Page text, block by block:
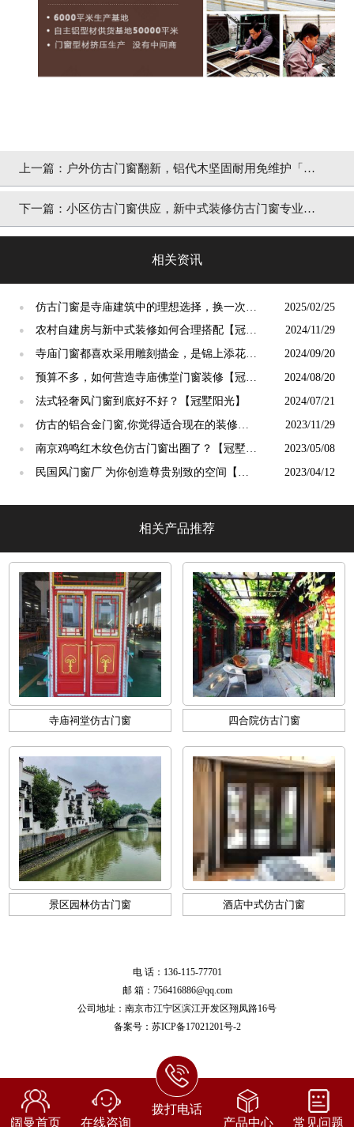
上一篇： 户外仿古门窗翻新，铝代木坚固耐用免维护「冠
墅阳光」
下一篇： 小区仿古门窗供应，新中式装修仿古门窗专业定
相关资讯
●
仿古门窗是寺庙建筑中的理想选择，换一次用
终生【冠墅阳光】
2025/02/25
●
农村自建房与新中式装修如何合理搭配【冠墅
阳光】
2024/11/29
●
寺庙门窗都喜欢采用雕刻描金，是锦上添花
吗？【冠墅阳光】
2024/09/20
●
预算不多，如何营造寺庙佛堂门窗装修【冠墅
阳光】
2024/08/20
● 法式轻奢风门窗到底好不好？【冠墅阳光】 2024/07/21
●
仿古的铝合金门窗,你觉得适合现在的装修吗?
【冠墅阳光】
2023/11/29
●
南京鸡鸣红木纹色仿古门窗出圈了？【冠墅阳
光】
2023/05/08
●
民国风门窗厂 为你创造尊贵别致的空间【冠
2023/04/12
相关产品推荐
寺庙祠堂仿古门窗 四合院仿古门窗
景区园林仿古门窗 酒店中式仿古门窗
电 话：136-115-77701
邮 箱：756416886@qq.com
公司地址：南京市江宁区滨江开发区翔凤路16号
备案号： 苏ICP备17021201号-2
阔曼首页 在线咨询
拨打电话
产品中心
常见问题